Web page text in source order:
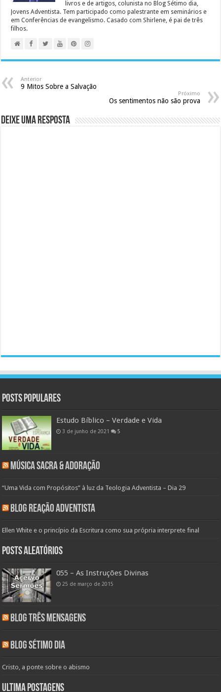
livros e de artigos, colunista no Blog Sétimo dia,
Jovens Adventista. Tem participado como palestrante em seminários e
em Conferências de evangelismo. Casado com Shirlene, é pai de três
filhos.
Anterior
9 Mitos Sobre a Salvação
Próximo
Os sentimentos não são prova
Deixe uma resposta
Posts populares
Estudo Bíblico – Verdade e Vida
3 de junho de 2021 5
Música Sacra & Adoração
“Uma Vida com Propósitos” à luz da Teologia Adventista – Dia 29
Blog Reação Adventista
Ellen White e o princípio da Escritura como sua própria interprete final
Posts aleatórios
055 – As Instruções Divinas
25 de março de 2015
Blog Três Mensagens
Blog Sétimo Dia
Cristo, a ponte sobre o abismo
Ultima Postagens